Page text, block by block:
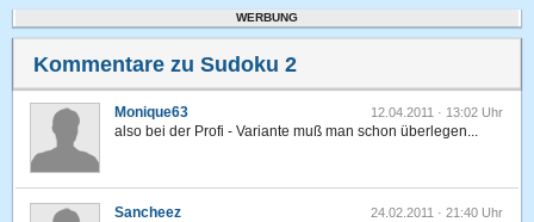
WERBUNG
Kommentare zu Sudoku 2
Monique63 12.04.2011 · 13:02 Uhr
also bei der Profi - Variante muß man schon überlegen...
Sancheez 24.02.2011 · 21:40 Uhr